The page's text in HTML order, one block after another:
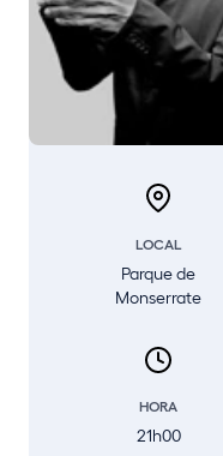
LOCAL
Parque de
Monserrate
HORA
21h00